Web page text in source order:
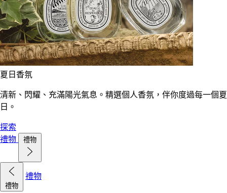
夏日香氛
清新、閃耀、充滿陽光氣息。精選個人香氛，伴你度過每一個夏
日。
探索
禮物
禮物
禮物
禮物